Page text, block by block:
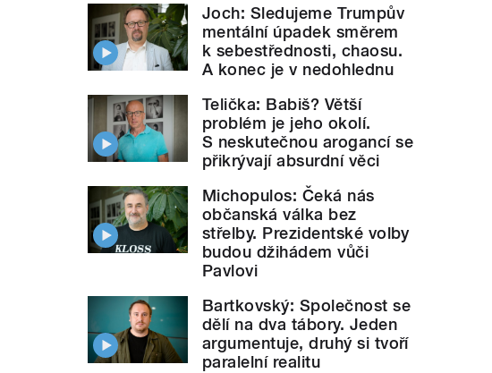
Joch: Sledujeme Trumpův
mentální úpadek směrem
k sebestřednosti, chaosu.
A konec je v nedohlednu
Telička: Babiš? Větší
problém je jeho okolí.
S neskutečnou arogancí se
přikrývají absurdní věci
Michopulos: Čeká nás
občanská válka bez
střelby. Prezidentské volby
budou džihádem vůči
Pavlovi
Bartkovský: Společnost se
dělí na dva tábory. Jeden
argumentuje, druhý si tvoří
paralelní realitu